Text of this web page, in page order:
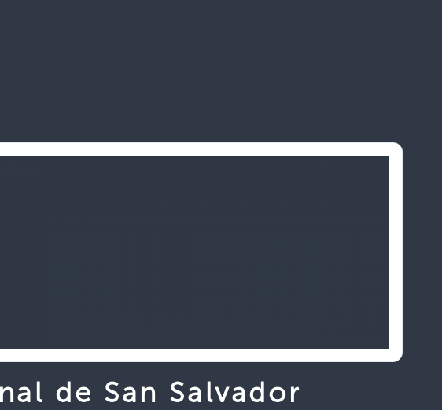
de San Salvador